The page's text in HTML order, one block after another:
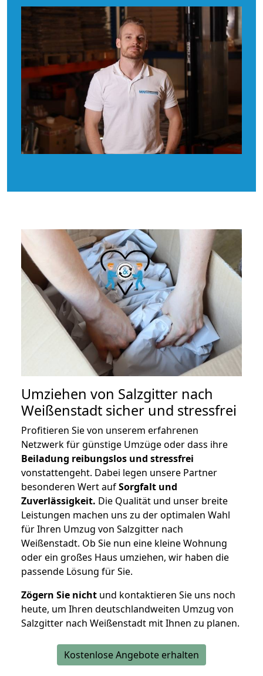
Umziehen von Salzgitter nach
Weißenstadt sicher und stressfrei
Profitieren Sie von unserem erfahrenen
Netzwerk für günstige Umzüge oder dass ihre
Beiladung reibungslos und stressfrei
vonstattengeht. Dabei legen unsere Partner
besonderen Wert aufSorgfalt und
Zuverlässigkeit. Die Qualität und unser breite
Leistungen machen uns zu der optimalen Wahl
für Ihren Umzug von Salzgitter nach
Weißenstadt. Ob Sie nun eine kleine Wohnung
oder ein großes Haus umziehen, wir haben die
passende Lösung für Sie.
Zögern Sie nicht und kontaktieren Sie uns noch
heute, um Ihren deutschlandweiten Umzug von
Salzgitter nach Weißenstadt mit Ihnen zu planen.
Kostenlose Angebote erhalten